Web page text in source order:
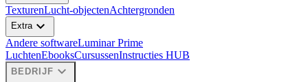
TexturenLucht-objectenAchtergronden
Extraexpand_more
Andere softwareLuminar Prime
LuchtenEbooksCursussenInstructies HUB
BEDRIJF expand_more